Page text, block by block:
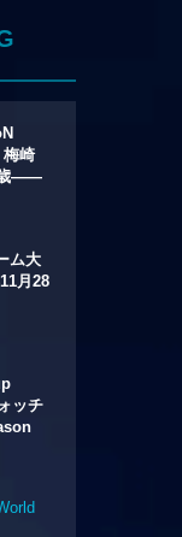
崎
歳——
ーツ
ム大
月28
ッチ
年